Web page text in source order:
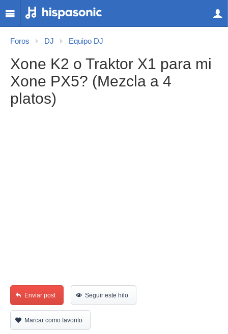
Foros DJ Equipo DJ
Xone K2 o Traktor X1 para mi
Xone PX5? (Mezcla a 4
platos)
Enviar post Seguir este hilo
Marcar como favorito